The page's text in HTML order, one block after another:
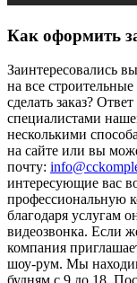
Как оформить
Заинтересовались
на все
сделать заказ?
специалистами
несколькими
на сайте или вы
почту:
интересующие вас
профессиональную
благодаря услугам
видеозвонка. Если
компания
шоу-рум. Мы